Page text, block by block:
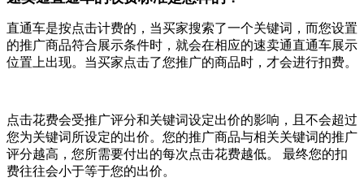
直通车是按点击计费的，当买家搜索了一个关键词，而您设置
的推广商品符合展示条件时，就会在相应的速卖通直通车展示
位置上出现。当买家点击了您推广的商品时，才会进行扣费。
点击花费会受推广评分和关键词设定出价的影响，且不会超过
您为关键词所设定的出价。您的推广商品与相关关键词的推广
评分越高，您所需要付出的每次点击花费越低。 最终您的扣
费往往会小于等于您的出价。